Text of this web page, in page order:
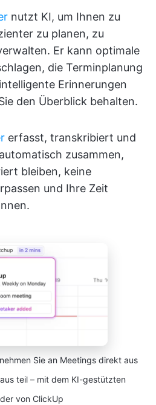
nutzt KI, um Ihnen zu
zu planen, zu
Er kann optimale
die Terminplanung
Erinnerungen
den Überblick behalten.
erfasst, transkribiert und
zusammen,
bleiben, keine
und Ihre Zeit
Sie an Meetings direkt aus
teil – mit dem KI-gestützten
von ClickUp